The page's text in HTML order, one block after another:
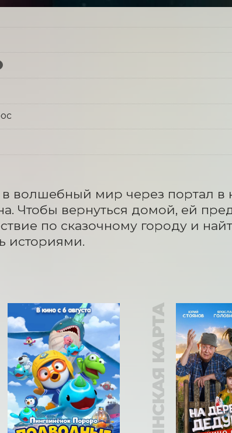
волшебный мир через портал в
Чтобы вернуться домой, ей
по сказочному городу и
историями.